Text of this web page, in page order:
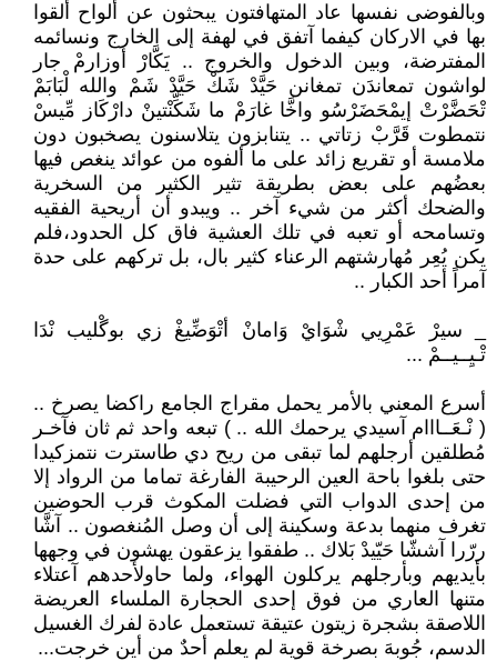
وبالفوضى نفسها عاد المتهافتون يبحثون عن ألواح ألقوا
بها في الاركان كيفما آتفق في لهفة إلى الخارج ونسائمه
المفترضة، وبين الدخول والخروج .. يَكَّارْ أوزارمْ جار
لواشون تمعاندَن تمغانن حَيَّدْ شَكْ حَيَّدْ شَمْ والله لْبَابَمْ
تْحَضَّرْتْ إيمْحَضَرْسُو واخَّا غارَمْ ما شَكِّنْتينْ دارْكَاز مِّيسْ
نتمطوت قَرَّبْ زتاتي .. يتنابزون يتلاسنون يصخبون دون
ملامسة أو تقريع زائد على ما ألفوه من عوائد ينغص فيها
بعضُهم على بعض بطريقة تثير الكثير من السخرية
والضحك أكثر من شيء آخر .. ويبدو أن أريحية الفقيه
وتسامحه أو تعبه في تلك العشية فاق كل الحدود،فلم
يكن يُعِر مُهارشتهم الرعناء كثير بال، بل تركهم على حدة
آمراً أحد الكبار ..
_ سيرْ عَمْرِيي شْوَايْ وَامانْ أتْوَضِّيغْ زي بوگْليب نْدَا
تْـيِــيــمْ ...
أسرع المعني بالأمر يحمل مقراج الجامع راكضا يصرخ ..
( نْـعَــااام آسيدي يرحمك الله .. ) تبعه واحد ثم ثان فآخـر
مُطلقين أرجلهم لما تبقى من ريح دي طاسترت نتمزكيدا
حتى بلغوا باحة العين الرحيبة الفارغة تماما من الرواد إلا
من إحدى الدواب التي فضلت المكوث قرب الحوضين
تغرف منهما بدعة وسكينة إلى أن وصل المُنغصون .. آشَّا
ررّرا آششّا حَيّيدْ بَلاك .. طفقوا يزعقون يهشون في وجهها
بأيديهم وبأرجلهم يركلون الهواء، ولما حاولأحدهم آعتلاء
متنها العاري من فوق إحدى الحجارة الملساء العريضة
اللاصقة بشجرة زيتون عتيقة تستعمل عادة لفرك الغسيل
الدسم، جُوبهَ بصرخة قوية لم يعلم أحدٌ من أين خرجت...